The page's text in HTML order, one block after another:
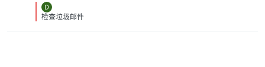
D
检查垃圾邮件